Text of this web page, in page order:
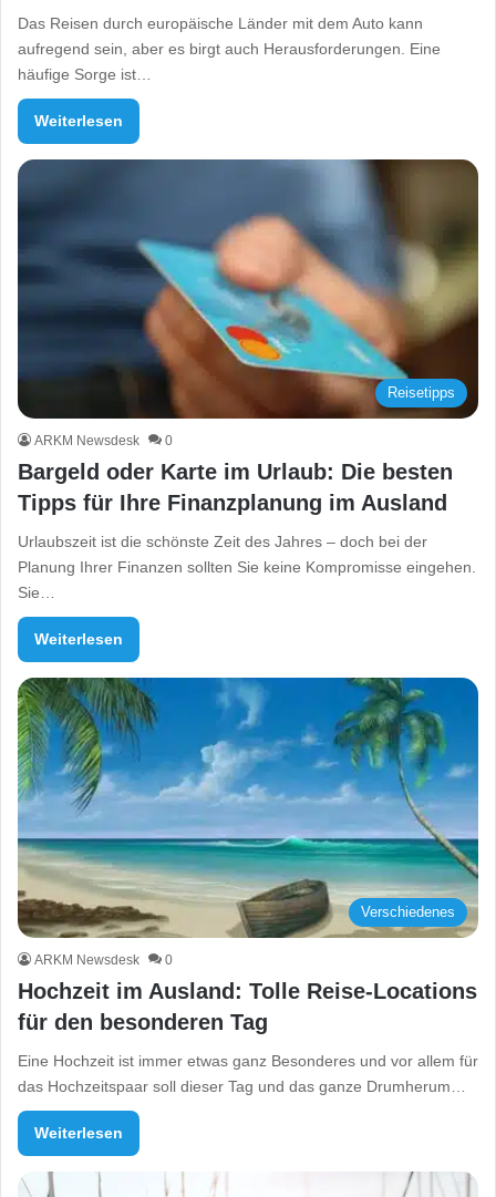
Das Reisen durch europäische Länder mit dem Auto kann
aufregend sein, aber es birgt auch Herausforderungen. Eine
häufige Sorge ist…
Weiterlesen
Reisetipps
ARKM Newsdesk 0
Bargeld oder Karte im Urlaub: Die besten
Tipps für Ihre Finanzplanung im Ausland
Urlaubszeit ist die schönste Zeit des Jahres – doch bei der
Planung Ihrer Finanzen sollten Sie keine Kompromisse eingehen.
Sie…
Weiterlesen
Verschiedenes
ARKM Newsdesk 0
Hochzeit im Ausland: Tolle Reise-Locations
für den besonderen Tag
Eine Hochzeit ist immer etwas ganz Besonderes und vor allem für
das Hochzeitspaar soll dieser Tag und das ganze Drumherum…
Weiterlesen